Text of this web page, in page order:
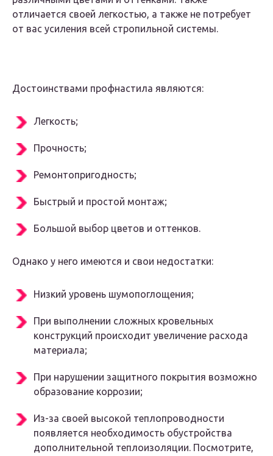
отличается своей легкостью, а также не потребует
от вас усиления всей стропильной системы.
Достоинствами профнастила являются:
Легкость;
Прочность;
Ремонтопригодность;
Быстрый и простой монтаж;
Большой выбор цветов и оттенков.
Однако у него имеются и свои недостатки:
Низкий уровень шумопоглощения;
При выполнении сложных кровельных
конструкций происходит увеличение расхода
материала;
При нарушении защитного покрытия возможно
образование коррозии;
Из-за своей высокой теплопроводности
появляется необходимость обустройства
дополнительной теплоизоляции. Посмотрите,